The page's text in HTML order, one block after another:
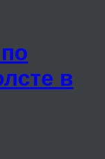
в